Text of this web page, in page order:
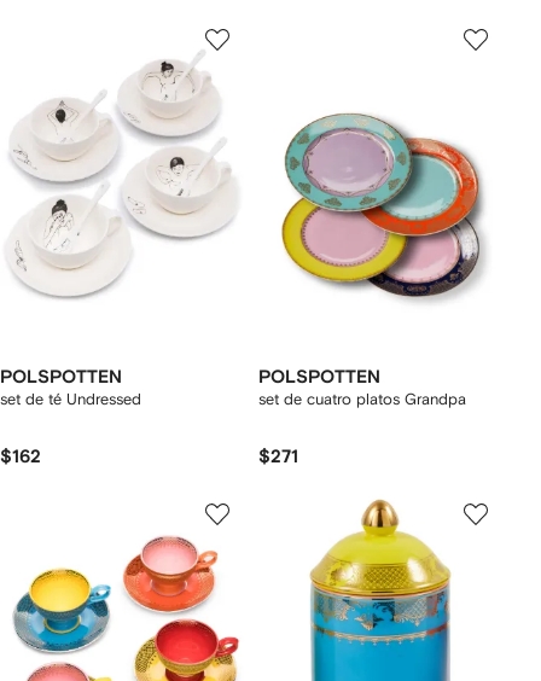
POLSPOTTEN
set de té Undressed
$162
POLSPOTTEN
set de cuatro platos Grandpa
$271